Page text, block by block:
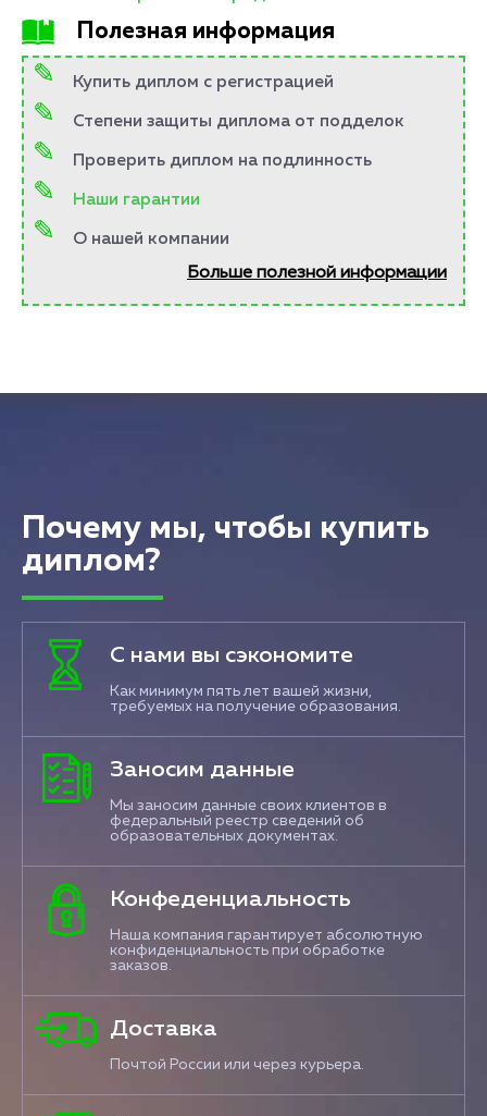
Полезная информация
Купить диплом с регистрацией
Степени защиты диплома от подделок
Проверить диплом на подлинность
Наши гарантии
О нашей компании
Больше полезной информации
Почему мы, чтобы купить
диплом?
С нами вы сэкономите
Как минимум пять лет вашей жизни,
требуемых на получение образования.
Заносим данные
Мы заносим данные своих клиентов в
федеральный реестр сведений об
образовательных документах.
Конфеденциальность
Наша компания гарантирует абсолютную
конфиденциальность при обработке
заказов.
Доставка
Почтой России или через курьера.